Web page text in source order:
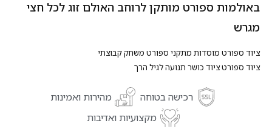
באולמות ספורט מותקן לרוחב האולם זוג לכל חצי
מגרש
ציוד ספורט מוסדות מתקני ספורט משחק קבוצתי
ציוד ספורט ציוד כושר תנועה לגיל הרך
רכישה בטוחה
מהירות ואמינות
מקצועיות ואדיבות